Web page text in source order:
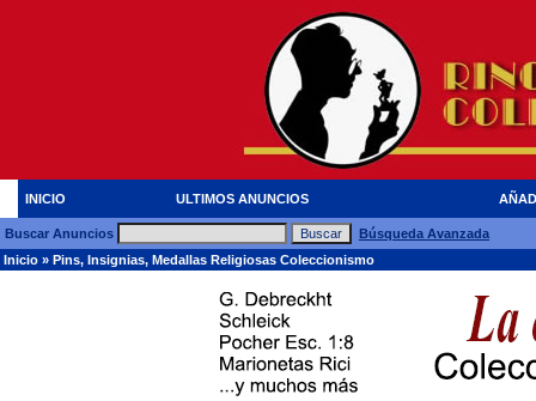
INICIO ULTIMOS ANUNCIOS
Buscar Anuncios
Búsqueda Avanzada
Inicio » Pins, Insignias, Medallas Religiosas Coleccionismo